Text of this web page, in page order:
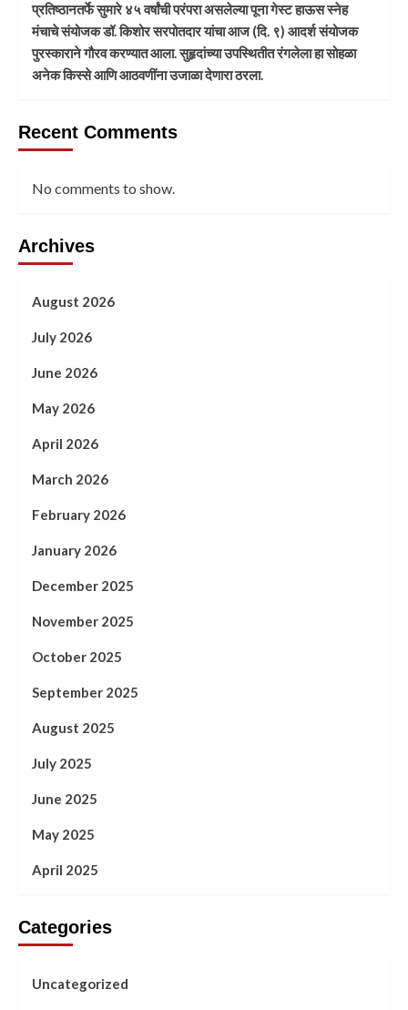
प्रतिष्ठानतर्फे सुमारे ४५ वर्षांची परंपरा असलेल्या पूना गेस्ट हाऊस स्नेह
मंचाचे संयोजक डॉ. किशोर सरपोतदार यांचा आज (दि. ९) आदर्श संयोजक
पुरस्काराने गौरव करण्यात आला. सुहृदांच्या उपस्थितीत रंगलेला हा सोहळा
अनेक किस्से आणि आठवणींना उजाळा देणारा ठरला.
Recent Comments
No comments to show.
Archives
August 2026
July 2026
June 2026
May 2026
April 2026
March 2026
February 2026
January 2026
December 2025
November 2025
October 2025
September 2025
August 2025
July 2025
June 2025
May 2025
April 2025
Categories
Uncategorized